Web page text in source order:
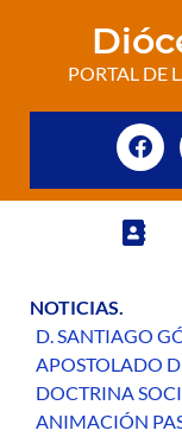
PORTAL DE
NOTICIAS.
D. SANTIAGO
APOSTOLADO
DOCTRINA
ANIMACIÓN